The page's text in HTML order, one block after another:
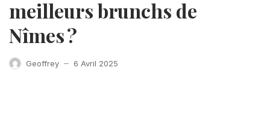
meilleurs brunchs de
Nîmes ?
Geoffrey — 6 Avril 2025